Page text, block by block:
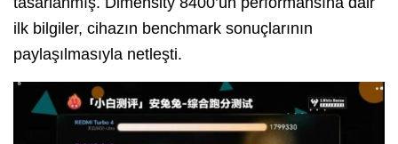
ilk bilgiler, cihazın benchmark sonuçlarının
paylaşılmasıyla netleşti.